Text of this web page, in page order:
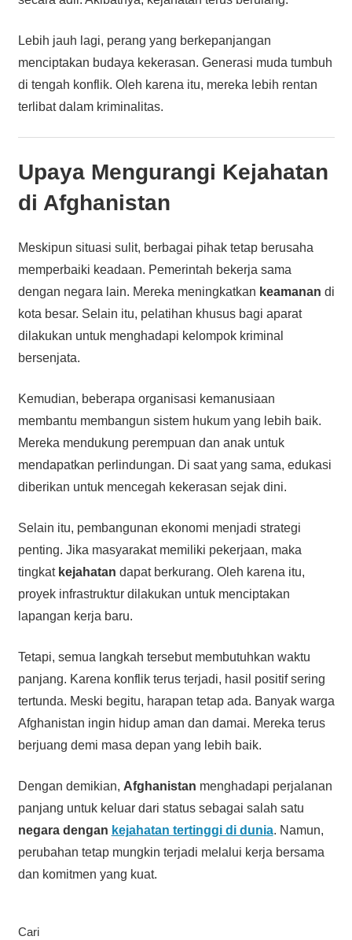
Lebih jauh lagi, perang yang berkepanjangan
menciptakan budaya kekerasan. Generasi muda tumbuh
di tengah konflik. Oleh karena itu, mereka lebih rentan
terlibat dalam kriminalitas.
Upaya Mengurangi Kejahatan
di Afghanistan
Meskipun situasi sulit, berbagai pihak tetap berusaha
memperbaiki keadaan. Pemerintah bekerja sama
dengan negara lain. Mereka meningkatkan keamanan di
kota besar. Selain itu, pelatihan khusus bagi aparat
dilakukan untuk menghadapi kelompok kriminal
bersenjata.
Kemudian, beberapa organisasi kemanusiaan
membantu membangun sistem hukum yang lebih baik.
Mereka mendukung perempuan dan anak untuk
mendapatkan perlindungan. Di saat yang sama, edukasi
diberikan untuk mencegah kekerasan sejak dini.
Selain itu, pembangunan ekonomi menjadi strategi
penting. Jika masyarakat memiliki pekerjaan, maka
tingkat kejahatan dapat berkurang. Oleh karena itu,
proyek infrastruktur dilakukan untuk menciptakan
lapangan kerja baru.
Tetapi, semua langkah tersebut membutuhkan waktu
panjang. Karena konflik terus terjadi, hasil positif sering
tertunda. Meski begitu, harapan tetap ada. Banyak warga
Afghanistan ingin hidup aman dan damai. Mereka terus
berjuang demi masa depan yang lebih baik.
Dengan demikian, Afghanistan menghadapi perjalanan
panjang untuk keluar dari status sebagai salah satu
negara dengan kejahatan tertinggi di dunia. Namun,
perubahan tetap mungkin terjadi melalui kerja bersama
dan komitmen yang kuat.
Cari